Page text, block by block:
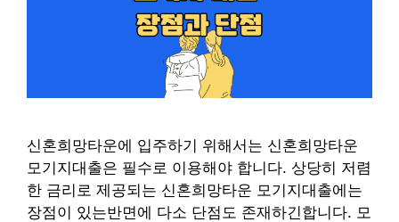
신혼희망타운에 입주하기 위해서는 신혼희망타운
모기지대출은 필수로 이용해야 합니다. 상당히 저렴
한 금리로 제공되는 신혼희망타운 모기지대출에는
장점이 있는반면에 다소 단점도 존재하긴합니다. 모